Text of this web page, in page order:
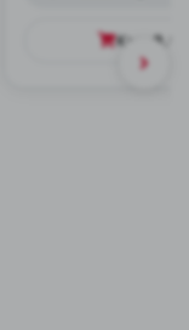
Kup 9.99